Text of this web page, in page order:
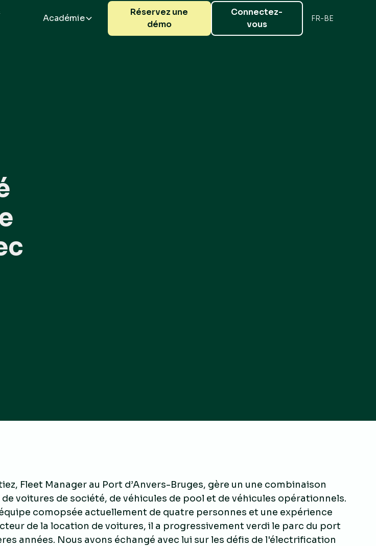
Académie
Réservez une
démo
Connectez-
vous
FR-BE
Fleet Manager au Port d’Anvers-Bruges, gère un une combinaison
voitures de société, de véhicules de pool et de véhicules opérationnels.
comopsée actuellement de quatre personnes et une expérience
de la location de voitures, il a progressivement verdi le parc du port
années. Nous avons échangé avec lui sur les défis de l'électrification